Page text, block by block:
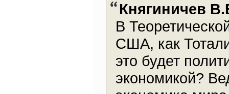
Княгиничев
В
США, как
это будет
экономикой?